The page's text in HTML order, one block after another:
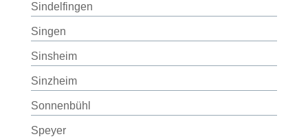
Sindelfingen
Singen
Sinsheim
Sinzheim
Sonnenbühl
Speyer